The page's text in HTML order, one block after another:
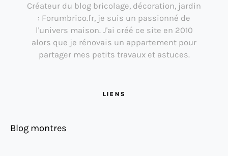
Créateur du blog bricolage, décoration, jardin
: Forumbrico.fr, je suis un passionné de
l'univers maison. J'ai créé ce site en 2010
alors que je rénovais un appartement pour
partager mes petits travaux et astuces.
LIENS
Blog montres